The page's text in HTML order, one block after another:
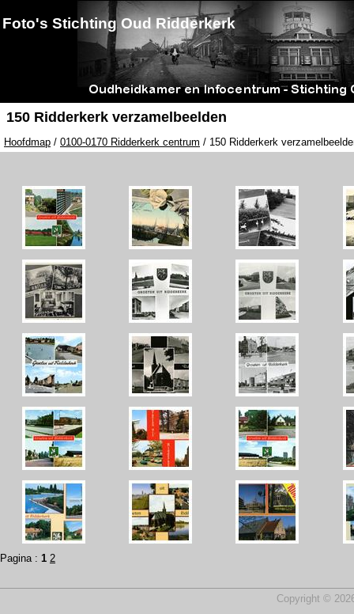
Foto's Stichting Oud Ridderkerk
150 Ridderkerk verzamelbeelden
Hoofdmap / 0100-0170 Ridderkerk centrum / 150 Ridderkerk
Pagina : 1 2
Copyright ©